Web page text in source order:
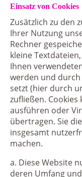
Einsatz von Cookies
Zusätzlich zu den
Ihrer Nutzung
Rechner
kleine
Ihnen
werden und durch
setzt (hier durch
zufließen.
ausführen oder
übertragen. Sie
insgesamt
machen.
a. Diese Website
deren Umfang